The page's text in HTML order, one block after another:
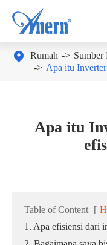
 Rumah Sumber
Apa itu
Apa itu
Table of Content [
1. Apa efisiensi dari